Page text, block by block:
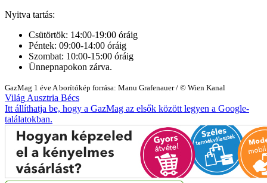
Nyitva tartás:
Csütörtök: 14:00-19:00 óráig
Péntek: 09:00-14:00 óráig
Szombat: 10:00-15:00 óráig
Ünnepnapokon zárva.
GazMag 1 éve A borítókép forrása: Manu Grafenauer / © Wien Kanal
Világ Ausztria Bécs
Itt állíthatja be, hogy a GazMag az elsők között legyen a Google-
találatokban.